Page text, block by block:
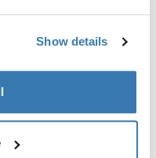
Show details